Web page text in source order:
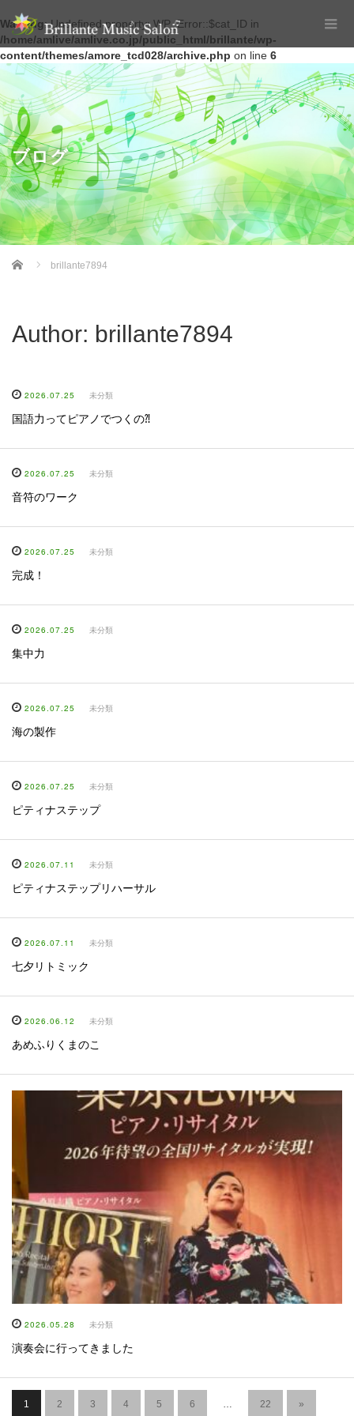
Warning: Undefined property: WP_Error::$cat_ID in
/home/amlive/amlive.co.jp/public_html/brillante/wp-
content/themes/amore_tcd028/archive.php on line 6
ブログ
Home brillante7894
Author: brillante7894
2026.07.25 未分類
国語力ってピアノでつくの⁈
2026.07.25 未分類
音符のワーク
2026.07.25 未分類
完成！
2026.07.25 未分類
集中力
2026.07.25 未分類
海の製作
2026.07.25 未分類
ピティナステップ
2026.07.11 未分類
ピティナステップリハーサル
2026.07.11 未分類
七夕リトミック
2026.06.12 未分類
あめふりくまのこ
2026.05.28 未分類
演奏会に行ってきました
1 2 3 4 5 6 22 »